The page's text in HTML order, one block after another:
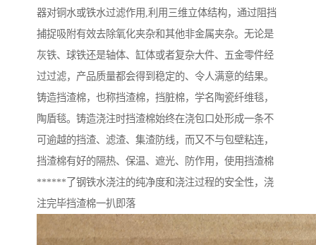
器对铜水或铁水过滤作用,利用三维立体结构，通过阻挡
捕捉吸附有效去除氧化夹杂和其他非金属夹杂。无论是
灰铁、球铁还是轴体、缸体或者复杂大件、五金零件经
过过滤，产品质量都会得到稳定的、令人满意的结果。
铸造挡渣棉，也称挡渣棉，挡脏棉，学名陶瓷纤维毯，
陶盾毯。铸造浇注时挡渣棉始终在浇包口处形成一条不
可逾越的挡渣、滤渣、集渣防线，而又不与包壁粘连，
挡渣棉有好的隔热、保温、遮光、防作用，使用挡渣棉
******了钢铁水浇注的纯净度和浇注过程的安全性，浇
注完毕挡渣棉一扒即落